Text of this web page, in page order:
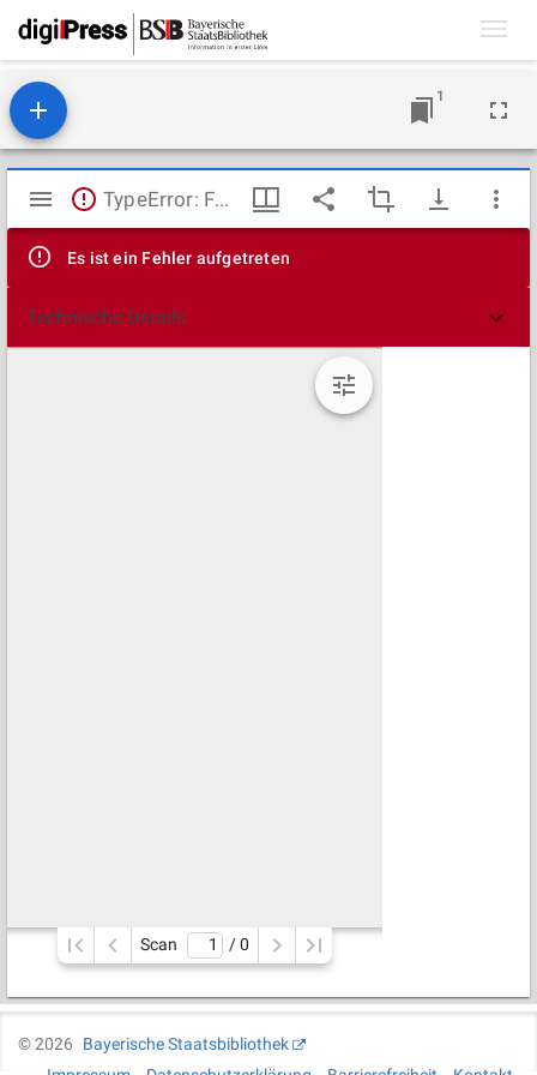
1
Mirador
Viewer
TypeError: Failed to fetch
Es ist ein Fehler aufgetreten
Technische Details
Scan / 0
©2026
Bayerische Staatsbibliothek